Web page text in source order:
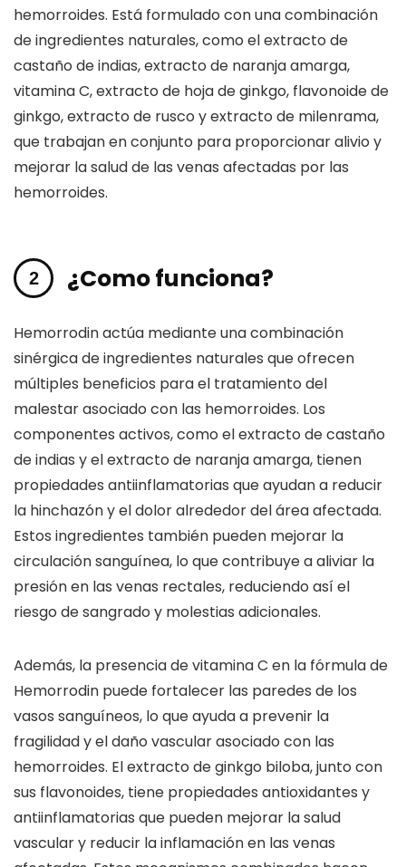
hemorroides. Está formulado con una combinación
de ingredientes naturales, como el extracto de
castaño de indias, extracto de naranja amarga,
vitamina C, extracto de hoja de ginkgo, flavonoide de
ginkgo, extracto de rusco y extracto de milenrama,
que trabajan en conjunto para proporcionar alivio y
mejorar la salud de las venas afectadas por las
hemorroides.
¿Como funciona?
Hemorrodin actúa mediante una combinación
sinérgica de ingredientes naturales que ofrecen
múltiples beneficios para el tratamiento del
malestar asociado con las hemorroides. Los
componentes activos, como el extracto de castaño
de indias y el extracto de naranja amarga, tienen
propiedades antiinflamatorias que ayudan a reducir
la hinchazón y el dolor alrededor del área afectada.
Estos ingredientes también pueden mejorar la
circulación sanguínea, lo que contribuye a aliviar la
presión en las venas rectales, reduciendo así el
riesgo de sangrado y molestias adicionales.
Además, la presencia de vitamina C en la fórmula de
Hemorrodin puede fortalecer las paredes de los
vasos sanguíneos, lo que ayuda a prevenir la
fragilidad y el daño vascular asociado con las
hemorroides. El extracto de ginkgo biloba, junto con
sus flavonoides, tiene propiedades antioxidantes y
antiinflamatorias que pueden mejorar la salud
vascular y reducir la inflamación en las venas